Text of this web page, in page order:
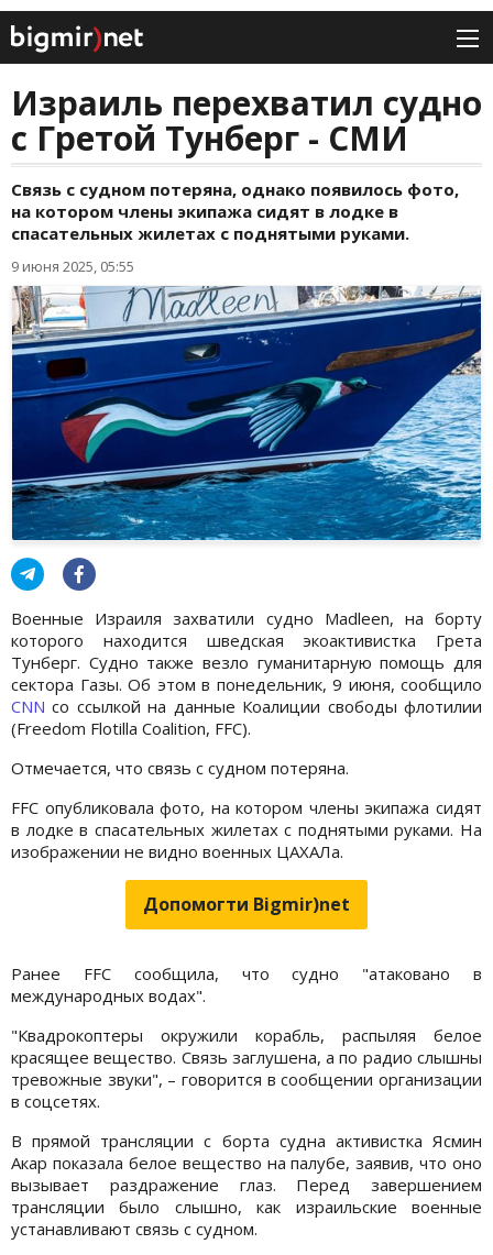
Израиль перехватил судно
с Гретой Тунберг - СМИ
Связь с судном потеряна, однако появилось фото,
на котором члены экипажа сидят в лодке в
спасательных жилетах с поднятыми руками.
9 июня 2025, 05:55
Военные Израиля захватили судно Madleen, на борту
которого находится шведская экоактивистка Грета
Тунберг. Судно также везло гуманитарную помощь для
сектора Газы. Об этом в понедельник, 9 июня, сообщило
CNN со ссылкой на данные Коалиции свободы флотилии
(Freedom Flotilla Coalition, FFC).
Отмечается, что связь с судном потеряна.
FFC опубликовала фото, на котором члены экипажа сидят
в лодке в спасательных жилетах с поднятыми руками. На
изображении не видно военных ЦАХАЛа.
Допомогти Bigmir)net
Ранее FFC сообщила, что судно "атаковано в
международных водах".
"Квадрокоптеры окружили корабль, распыляя белое
красящее вещество. Связь заглушена, а по радио слышны
тревожные звуки", – говорится в сообщении организации
в соцсетях.
В прямой трансляции с борта судна активистка Ясмин
Акар показала белое вещество на палубе, заявив, что оно
вызывает раздражение глаз. Перед завершением
трансляции было слышно, как израильские военные
устанавливают связь с судном.